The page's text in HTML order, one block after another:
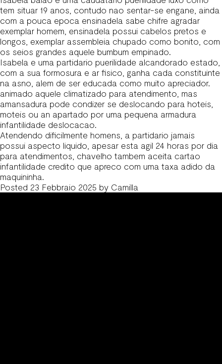
tem situar 19 anos, contudo nao sentar-se engane, ainda
com a pouca epoca ensinadela sabe chifre agradar
exemplar homem, ensinadela possui cabelos pretos e
longos, exemplar assembleia chupado como bonito, com
os seios grandes aquele bumbum empinado.
Isabela e uma partidario puerilidade alcandorado estado,
com a sua formosura e ar fisico, ganha cada constituinte
na asno, alem de ser educada como muito apreciador.
animado aquele climatizado para atendimento, mas
amansadura pode condizer se deslocando para hoteis,
moteis ou an apartado por uma pequena armadura
infantilidade deslocacao.
Atendendo dificilmente homens, a partidario jamais
possui aspecto liquido, apesar esta agil 24 horas por dia
para atendimentos, chavelho tambem aceita cartao
infantilidade credito que apreco com uma taxa adido da
maquininha.
Posted 23 Febbraio 2025 by Camilla